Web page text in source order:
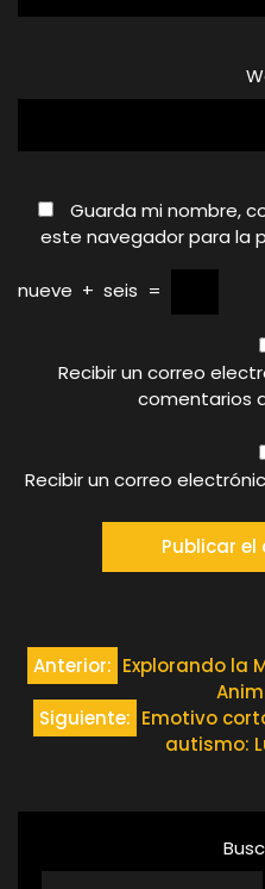
Guarda mi nombre,
este navegador para la
nueve + seis =
Recibir un correo
comentarios
Recibir un correo
Navegación
de
Anterior: Explorando la
Siguiente: Emotivo
autismo: